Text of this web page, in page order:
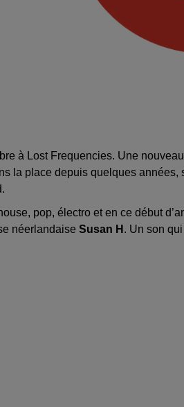
à Lost Frequencies. Une
la place depuis quelques années,
pop, électro et en ce début
néerlandaise Susan H . Un son